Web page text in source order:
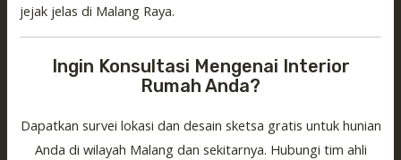
jejak jelas di Malang Raya.
Ingin Konsultasi Mengenai Interior
Rumah Anda?
Dapatkan survei lokasi dan desain sketsa gratis untuk hunian
Anda di wilayah Malang dan sekitarnya. Hubungi tim ahli